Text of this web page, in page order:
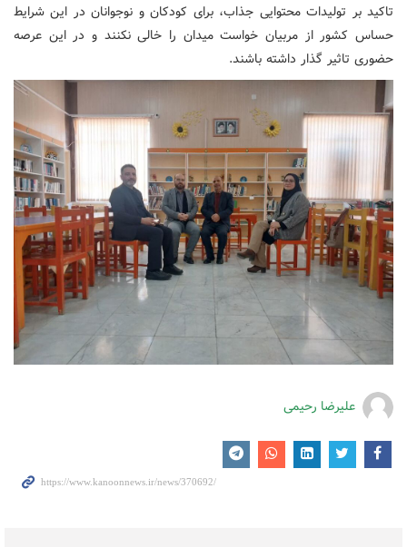
تاکید بر تولیدات محتوایی جذاب، برای کودکان و نوجوانان در این شرایط
حساس کشور از مربیان خواست میدان را خالی نکنند و در این عرصه
حضوری تاثیر گذار داشته باشند.
علیرضا رحیمی